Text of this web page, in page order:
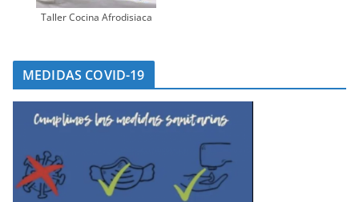
Taller Cocina Afrodisiaca
MEDIDAS COVID-19